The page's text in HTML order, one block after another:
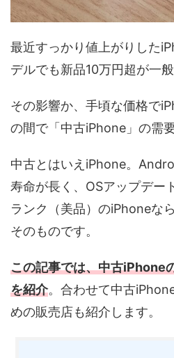
最近すっかり値上がりした
デルでも新品10万円超が一
その影響か、手頃な価格で
の間で「中古iPhone」の需
中古とはいえiPhone。
寿命が長く、OSアップデー
ランク（美品）のiPhoneな
そのものです。
この記事では、中古iPhone
を紹介。合わせて中古
めの販売店も紹介します。